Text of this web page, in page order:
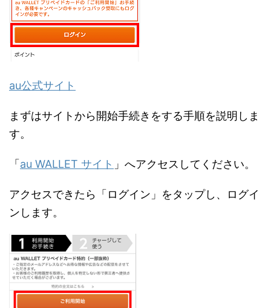
au公式サイト
まずはサイトから開始手続きをする手順を説明しま
す。
「 au WALLET サイト 」へアクセスしてください。
アクセスできたら「ログイン」をタップし、ログイ
ンします。